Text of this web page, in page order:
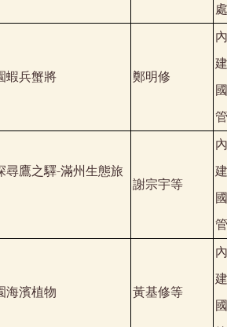
處
蝦兵蟹將 鄭明修
尋鷹之驛-滿州生態旅
謝宗宇等
海濱植物 黃基修等